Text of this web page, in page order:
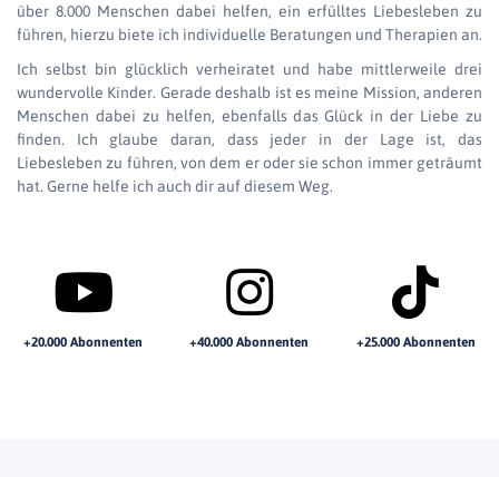
über 8.000 Menschen dabei helfen, ein erfülltes Liebesleben zu
führen, hierzu biete ich individuelle Beratungen und Therapien an.
Ich selbst bin glücklich verheiratet und habe mittlerweile drei
wundervolle Kinder. Gerade deshalb ist es meine Mission, anderen
Menschen dabei zu helfen, ebenfalls das Glück in der Liebe zu
finden. Ich glaube daran, dass jeder in der Lage ist, das
Liebesleben zu führen, von dem er oder sie schon immer geträumt
hat. Gerne helfe ich auch dir auf diesem Weg.
+20.000 Abonnenten +40.000 Abonnenten +25.000 Abonnenten